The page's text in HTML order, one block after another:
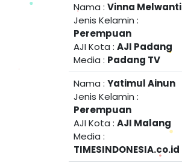
Nama : Vinna Melwanti
Jenis Kelamin :
Perempuan
AJI Kota : AJI Padang
Media : Padang TV
Nama : Yatimul Ainun
Jenis Kelamin :
Perempuan
AJI Kota : AJI Malang
Media :
TIMESINDONESIA.co.id